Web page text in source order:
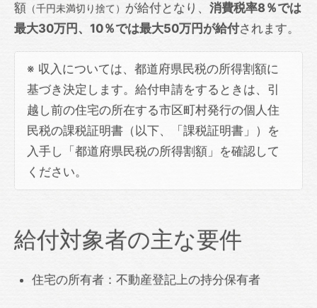
額 （千円未満切り捨て） が給付となり、 消費税率8％では
最大30万円、10％では最大50万円が給付されます。
※ 収入については、都道府県民税の所得割額に
基づき決定します。給付申請をするときは、引
越し前の住宅の所在する市区町村発行の個人住
民税の課税証明書（以下、「課税証明書」）を
入手し「都道府県民税の所得割額」を確認して
ください。
給付対象者の主な要件
住宅の所有者：不動産登記上の持分保有者